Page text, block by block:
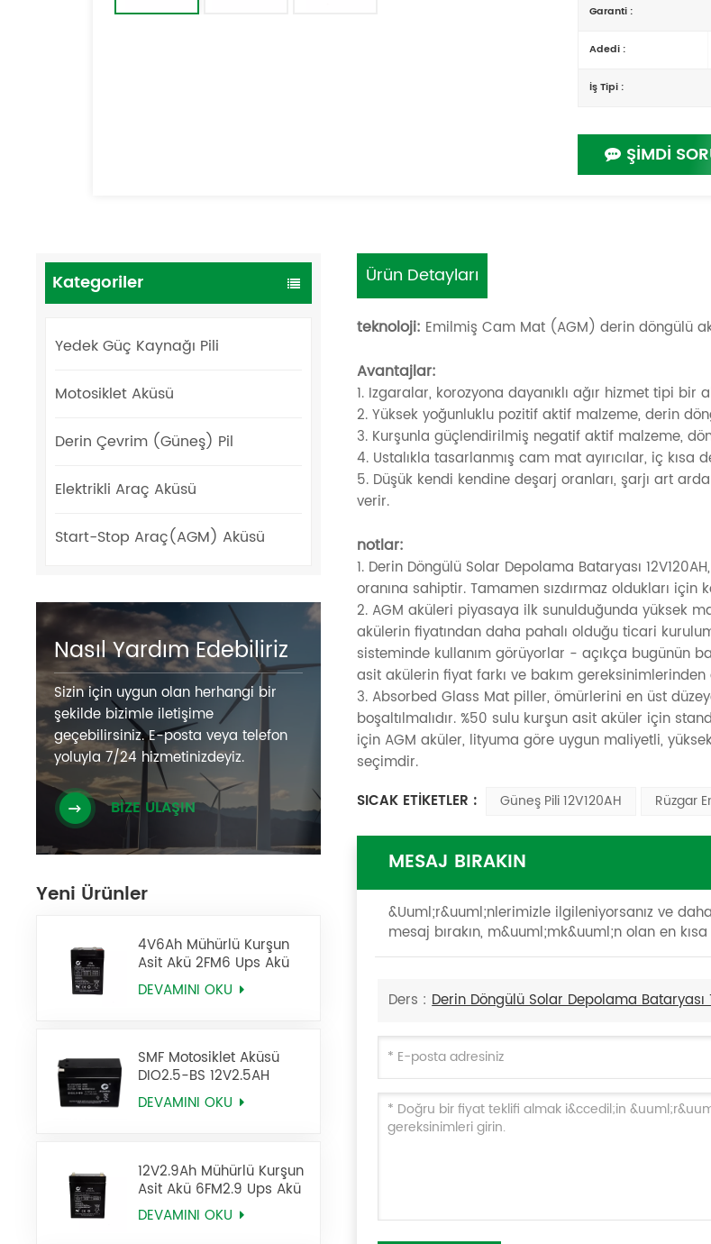
Garanti :
Adedi :
İş Tipi :
ŞİMDİ
Kategoriler
Yedek Güç Kaynağı Pili
Motosiklet Aküsü
Derin Çevrim (Güneş) Pil
Elektrikli Araç Aküsü
Start-Stop Araç(AGM) Aküsü
Nasıl Yardım Edebiliriz
Sizin için uygun olan herhangi bir
şekilde bizimle iletişime
geçebilirsiniz. E-posta veya telefon
yoluyla 7/24 hizmetinizdeyiz.
BİZE ULAŞIN
Yeni Ürünler
4V6Ah Mühürlü Kurşun
Asit Akü 2FM6 Ups Akü
DEVAMINI OKU
SMF Motosiklet Aküsü
DIO2.5-BS 12V2.5AH
DEVAMINI OKU
12V2.9Ah Mühürlü Kurşun
Asit Akü 6FM2.9 Ups Akü
DEVAMINI OKU
Ürün Detayları
teknoloji: Emilmiş Cam Mat (AGM) derin döngülü
Avantajlar:
1. Izgaralar, korozyona dayanıklı ağır hizmet tipi bir
2. Yüksek yoğunluklu pozitif aktif malzeme, derin
3. Kurşunla güçlendirilmiş negatif aktif malzeme,
4. Ustalıkla tasarlanmış cam mat ayırıcılar, iç
5. Düşük kendi kendine deşarj oranları, şarjı art
verir.
notlar:
1. Derin Döngülü Solar Depolama Bataryası
oranına sahiptir. Tamamen sızdırmaz oldukları
2. AGM aküleri piyasaya ilk sunulduğunda yüksek
akülerin fiyatından daha pahalı olduğu ticari
sisteminde kullanım görüyorlar - açıkça bugünün
asit akülerin fiyat farkı ve bakım gereksinimlerinden
3. Absorbed Glass Mat piller, ömürlerini en üst
boşaltılmalıdır. %50 sulu kurşun asit aküler için
için AGM aküler, lityuma göre uygun maliyetli,
seçimdir.
SICAK ETİKETLER :
Güneş Pili 12V120AH Rüzgar
MESAJ BIRAKIN
&Uuml;r&uuml;nlerimizle ilgileniyorsanız ve
mesaj bırakın, m&uuml;mk&uuml;n olan en
Ders :Derin Döngülü Solar Depolama Bataryası